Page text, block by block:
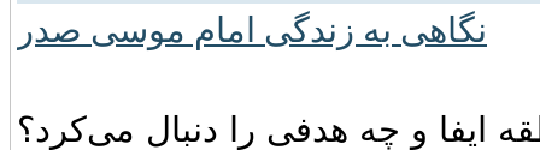
نگاهی به زندگی امام موسی صدر
و چه‌ هدفی‌ را دنبال‌ می‌کرد؟